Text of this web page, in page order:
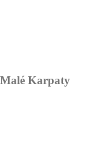
Karpaty